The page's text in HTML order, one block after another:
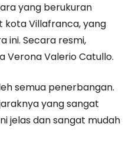
yang berukuran
kota Villafranca, yang
ini. Secara resmi,
Verona Valerio Catullo.
semua penerbangan.
yang sangat
jelas dan sangat mudah